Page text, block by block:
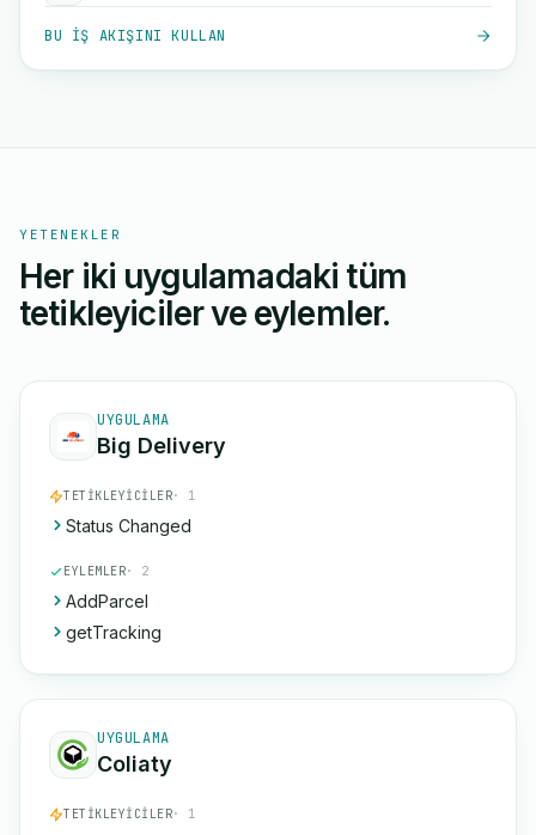
BU IŞ AKIŞINI KULLAN
YETENEKLER
Her iki uygulamadaki tüm
tetikleyiciler ve eylemler.
UYGULAMA
Big Delivery
TETIKLEYICILER· 1
Status Changed
EYLEMLER· 2
AddParcel
getTracking
UYGULAMA
Coliaty
TETIKLEYICILER· 1